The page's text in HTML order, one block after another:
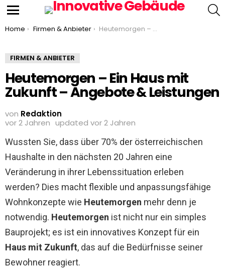
You are here:
Home Firmen & Anbieter Heutemorgen – Ein Haus mit Zukunft – Angebote & Leistungen
FIRMEN & ANBIETER
Heutemorgen – Ein Haus mit
Zukunft – Angebote & Leistungen
von Redaktion
vor 2 Jahren updated vor 2 Jahren
Wussten Sie, dass über 70% der österreichischen
Haushalte in den nächsten 20 Jahren eine
Veränderung in ihrer Lebenssituation erleben
werden? Dies macht flexible und anpassungsfähige
Wohnkonzepte wie Heutemorgen mehr denn je
notwendig. Heutemorgen ist nicht nur ein simples
Bauprojekt; es ist ein innovatives Konzept für ein
Haus mit Zukunft, das auf die Bedürfnisse seiner
Bewohner reagiert.